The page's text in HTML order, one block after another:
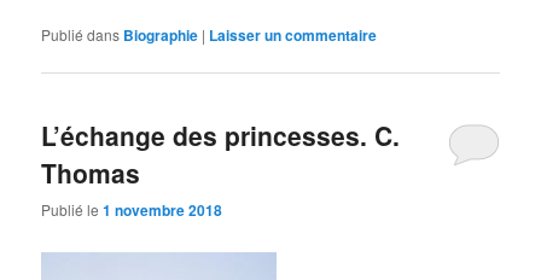
Publié dans Biographie | Laisser un commentaire
L’échange des princesses. C.
Thomas
Publié le1 novembre 2018